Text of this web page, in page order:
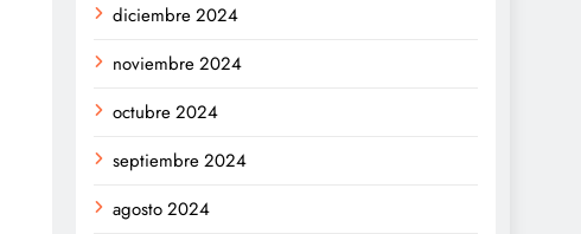
diciembre 2024
noviembre 2024
octubre 2024
septiembre 2024
agosto 2024